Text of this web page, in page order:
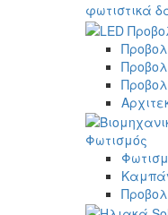
φωτιστικά
Φωτισμός